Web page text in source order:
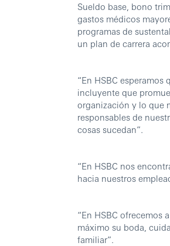
Sueldo base, bono
gastos médicos
programas de
un plan de carrera
“En HSBC
incluyente que
organización y lo que
responsables de
cosas sucedan”.
“En HSBC nos
hacia nuestros
“En HSBC ofrecemos
máximo su boda,
familiar”.